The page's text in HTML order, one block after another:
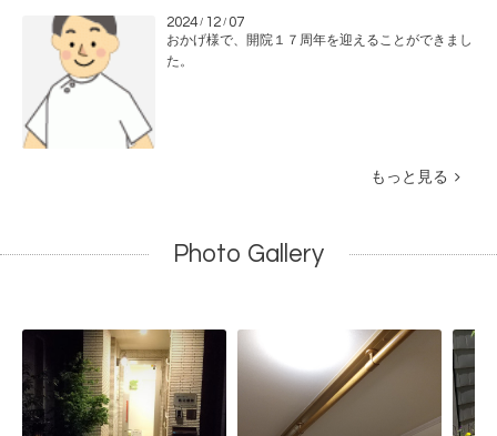
2024 / 12 / 07
おかげ様で、開院１７周年を迎えることができまし
た。
もっと見る
Photo Gallery